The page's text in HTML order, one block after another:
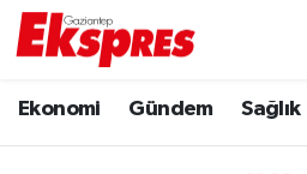
Ekonomi Gündem Sağlık
Ekonomi
Trafik Durumu